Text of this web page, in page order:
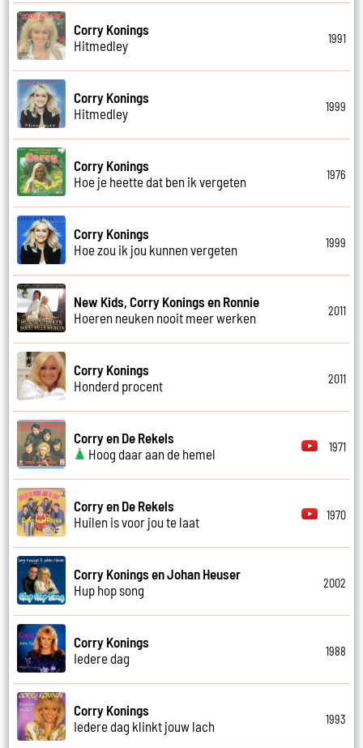
Corry Konings
Hitmedley
1991
Corry Konings
Hitmedley
1999
Corry Konings
Hoe je heette dat ben ik vergeten
1976
Corry Konings
Hoe zou ik jou kunnen vergeten
1999
New Kids, Corry Konings en Ronnie
Hoeren neuken nooit meer werken
2011
Corry Konings
Honderd procent
2011
Corry en De Rekels
Hoog daar aan de hemel
1971
Corry en De Rekels
Huilen is voor jou te laat
1970
Corry Konings en Johan Heuser
Hup hop song
2002
Corry Konings
Iedere dag
1988
Corry Konings
Iedere dag klinkt jouw lach
1993